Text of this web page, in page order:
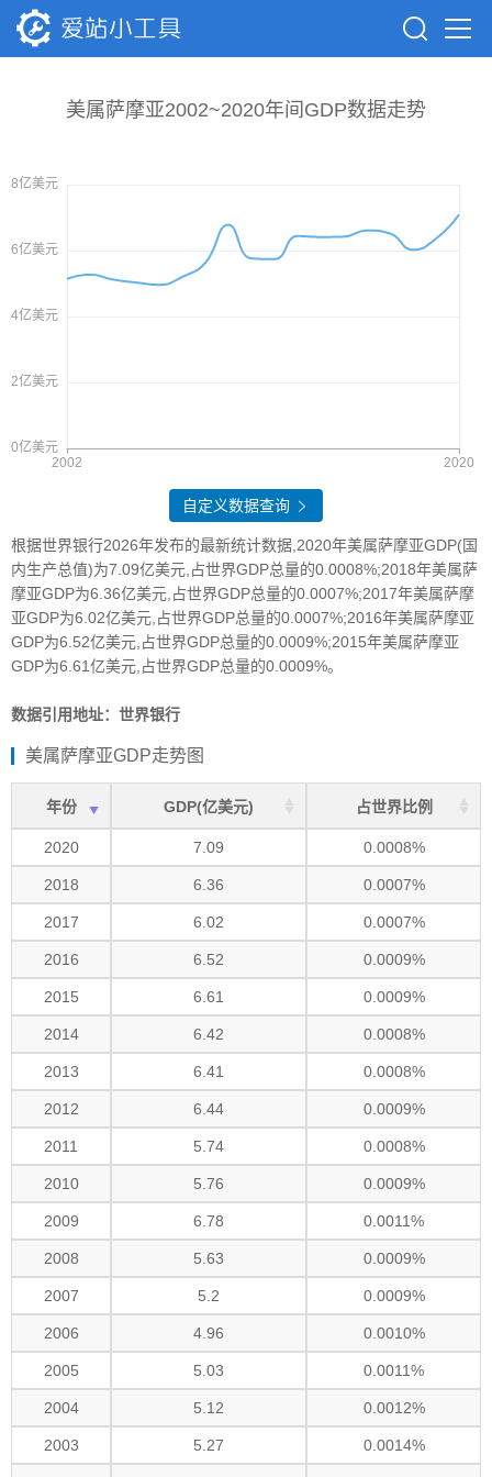
美属萨摩亚2002~2020年间GDP数据走势
自定义数据查询
根据世界银行2026年发布的最新统计数据,2020年美属萨摩亚GDP(国
内生产总值)为7.09亿美元,占世界GDP总量的0.0008%;2018年美属萨
摩亚GDP为6.36亿美元,占世界GDP总量的0.0007%;2017年美属萨摩
亚GDP为6.02亿美元,占世界GDP总量的0.0007%;2016年美属萨摩亚
GDP为6.52亿美元,占世界GDP总量的0.0009%;2015年美属萨摩亚
GDP为6.61亿美元,占世界GDP总量的0.0009%。
数据引用地址：世界银行
美属萨摩亚GDP走势图
年份 GDP(亿美元) 占世界比例
2020 7.09 0.0008%
2018 6.36 0.0007%
2017 6.02 0.0007%
2016 6.52 0.0009%
2015 6.61 0.0009%
2014 6.42 0.0008%
2013 6.41 0.0008%
2012 6.44 0.0009%
2011 5.74 0.0008%
2010 5.76 0.0009%
2009 6.78 0.0011%
2008 5.63 0.0009%
2007 5.2 0.0009%
2006 4.96 0.0010%
2005 5.03 0.0011%
2004 5.12 0.0012%
2003 5.27 0.0014%